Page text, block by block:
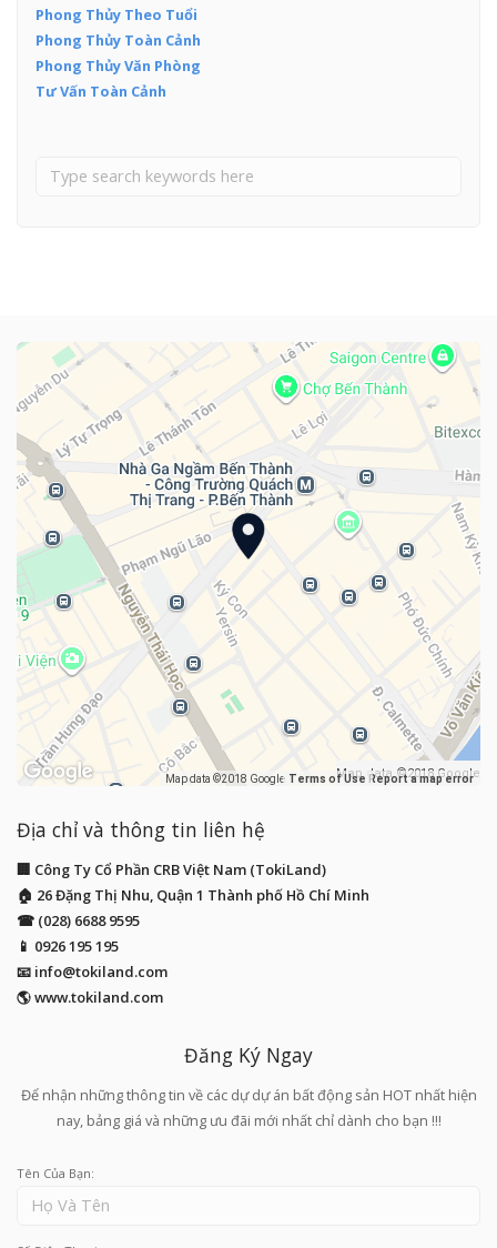
Phong Thủy Theo Tuổi
Phong Thủy Toàn Cảnh
Phong Thủy Văn Phòng
Tư Vấn Toàn Cảnh
Map data ©2018 Google Map data ©2018 Google
Terms of Use Report a map error
Địa chỉ và thông tin liên hệ
🏢 Công Ty Cổ Phần CRB Việt Nam (TokiLand)
🏠 26 Đặng Thị Nhu, Quận 1 Thành phố Hồ Chí Minh
☎ (028) 6688 9595
📱 0926 195 195
📧 info@tokiland.com
🌎 www.tokiland.com
Đăng Ký Ngay
Để nhận những thông tin về các dự dự án bất động sản HOT nhất hiện
nay, bảng giá và những ưu đãi mới nhất chỉ dành cho bạn !!!
Tên Của Bạn: